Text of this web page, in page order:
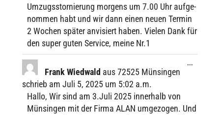
Umzugs­stor­nie­rung morgens um 7.00 Uhr aufge­
nom­men habt und wir dann einen neuen Termin
2 Wochen später anvi­siert haben. Vielen Dank für
den super guten Service, meine Nr.1
Frank Wied­wald aus 72525 Münsingen
schrieb am Juli 5, 2025 um 5:02 a.m.
Hallo, Wir sind am 3.Juli 2025 inner­halb von
Münsin­gen mit der Firma ALAN umge­zo­gen. Und
...